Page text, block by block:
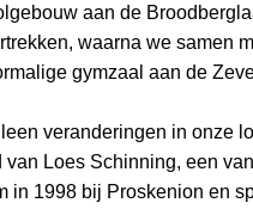
aan de
waarna we samen
gymzaal aan de
veranderingen in onze
Loes Schinning, een
in 1998 bij Proskenion en